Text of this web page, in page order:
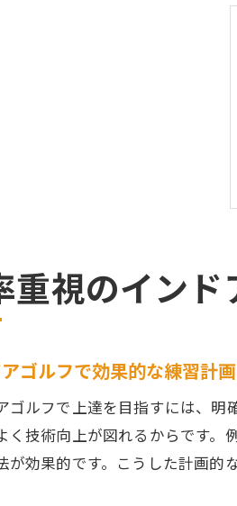
重視のイン
ゴルフで効果的な練習計
ゴルフで上達を目指すには、明
く技術向上が図れるからです。
が効果的です。こうした計画的